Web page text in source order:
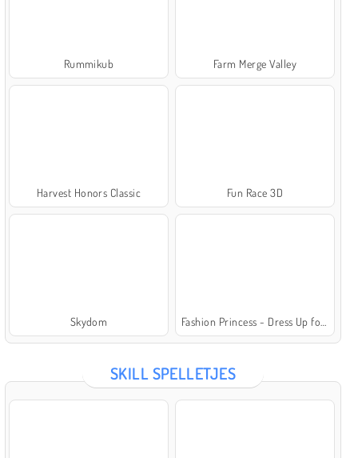
Rummikub Farm Merge Valley
Harvest Honors Classic Fun Race 3D
Skydom Fashion Princess - Dress Up for Girls
SKILL SPELLETJES